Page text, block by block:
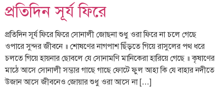
প্রতিদিন সূর্য ফিরে
প্রতিদিন সূর্য ফিরে ফিরে সোনালী জোছনা শুধু ওরা ফিরে না চলে গেছে
ওপারে সুন্দর জীবনে ॥ শোষণের নাগপাশ ছিঁড়তে গিয়ে রাসুলের পথ ধরে
চলতে গিয়ে হায়নার ছোবলে যে সোনামণি মানিকেরা হারিয়ে গেছে ॥ কৃষাণের
মাঠে আসে সোনালী সম্ভার গাছে গাছে ফোটে ফুল আহা কি যে বাহার নদীতে
উজান আসে জীবনেও জোয়ার শুধু ওরা আসে না […]